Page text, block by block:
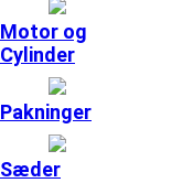
Motor og
Cylinder
Pakninger
Sæder